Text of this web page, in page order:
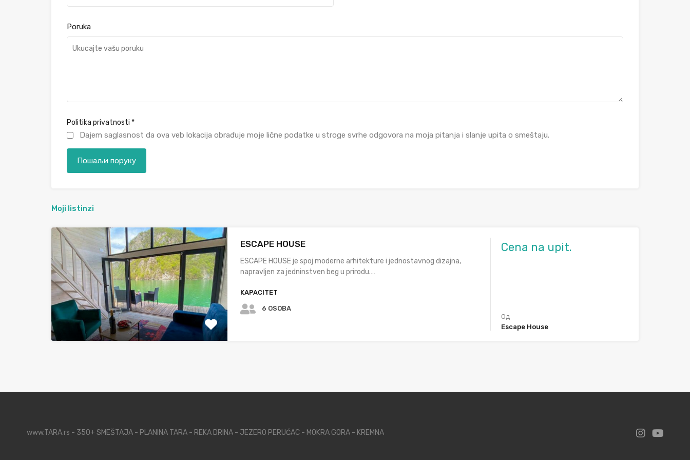
Poruka
Politika privatnosti *
Dajem saglasnost da ova veb lokacija obrađuje moje lične podatke u stroge svrhe odgovora na moja pitanja i slanje upita o smeštaju.
Moji listinzi
ESCAPE HOUSE
ESCAPE HOUSE je spoj moderne arhitekture i jednostavnog dizajna,
napravljen za jedninstven beg u prirodu.…
KAPACITET
6 OSOBA
Cena na upit.
Од
Escape House
www.TARA.rs - 350+ SMEŠTAJA - PLANINA TARA - REKA DRINA - JEZERO PERUĆAC - MOKRA GORA - KREMNA